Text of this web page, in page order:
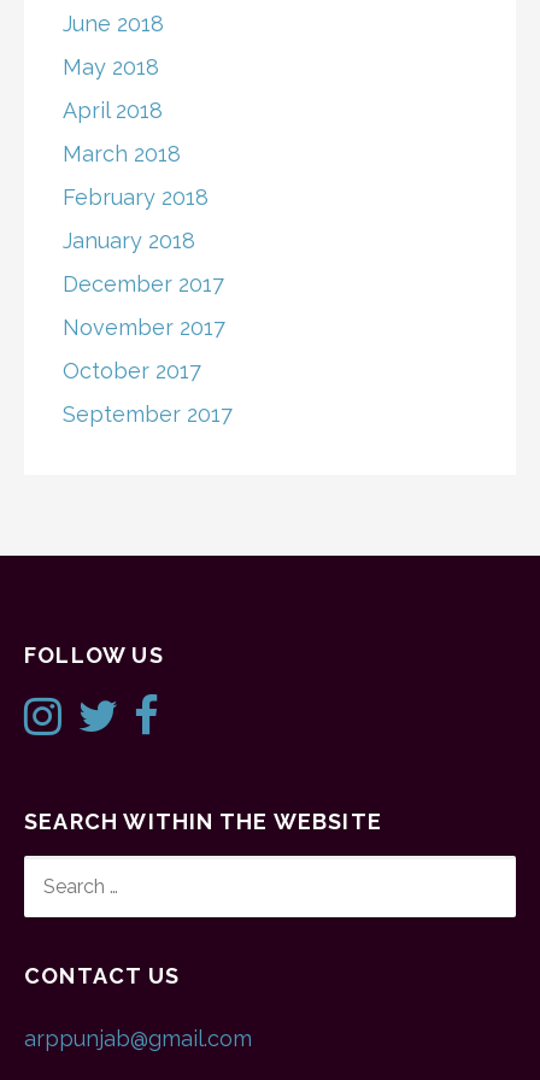
June 2018
May 2018
April 2018
March 2018
February 2018
January 2018
December 2017
November 2017
October 2017
September 2017
FOLLOW US
SEARCH WITHIN THE WEBSITE
FOR:
CONTACT US
arppunjab@gmail.com